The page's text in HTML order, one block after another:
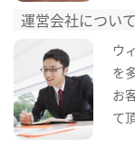
運営会社について
ウ
を
お
て